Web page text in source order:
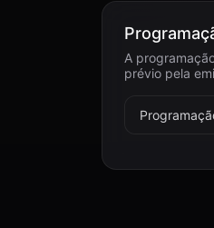
A
prévio pela